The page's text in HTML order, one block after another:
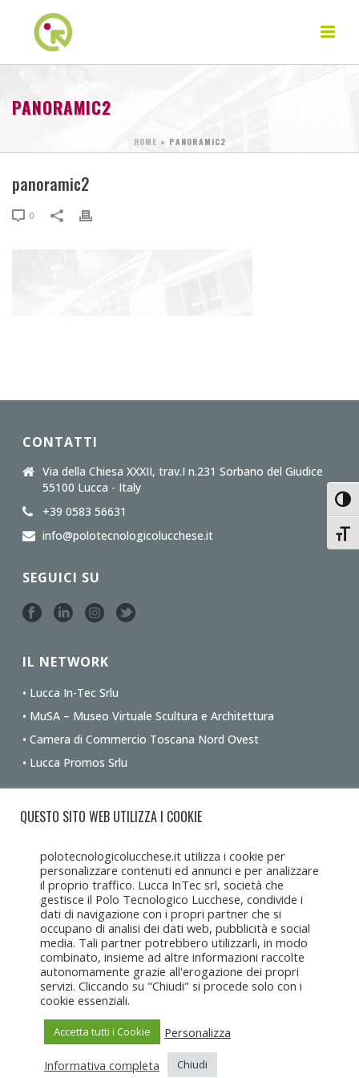
PANORAMIC2
HOME » PANORAMIC2
panoramic2
0
CONTATTI
Via della Chiesa XXXII, trav.I n.231 Sorbano del Giudice
55100 Lucca - Italy
+39 0583 56631
info@polotecnologicolucchese.it
SEGUICI SU
IL NETWORK
• Lucca In-Tec Srlu
• MuSA – Museo Virtuale Scultura e Architettura
• Camera di Commercio Toscana Nord Ovest
• Lucca Promos Srlu
Ottieni le indicazioni stradali dalla tua posizione
Copyright Lucca Intec © 2017-2025 • Tutti i diritti riservati •
QUESTO SITO WEB UTILIZZA I COOKIE
polotecnologicolucchese.it utilizza i cookie per
personalizzare contenuti ed annunci e per analizzare
il proprio traffico. Lucca InTec srl, società che
gestisce il Polo Tecnologico Lucchese, condivide i
dati di navigazione con i propri partner che si
occupano di analisi dei dati web, pubblicità e social
media. Tali partner potrebbero utilizzarli, in modo
combinato, insieme ad altre informazioni raccolte
autonomamente grazie all'erogazione dei propri
servizi. Cliccando su "Chiudi" si procede solo con i
cookie essenziali.
Accetta tutti i Cookie Personalizza
Informativa completa Chiudi